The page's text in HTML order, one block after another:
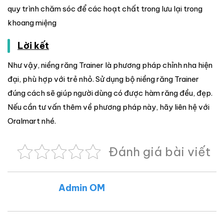
quy trình chăm sóc để các hoạt chất trong lưu lại trong
khoang miệng
Lời kết
Như vậy, niềng răng Trainer là phương pháp chỉnh nha hiện
đại, phù hợp với trẻ nhỏ. Sử dụng bộ niềng răng Trainer
đúng cách sẽ giúp người dùng có được hàm răng đều, đẹp.
Nếu cần tư vấn thêm về phương pháp này, hãy liên hệ với
Oralmart nhé.
Đánh giá bài viết
Admin OM